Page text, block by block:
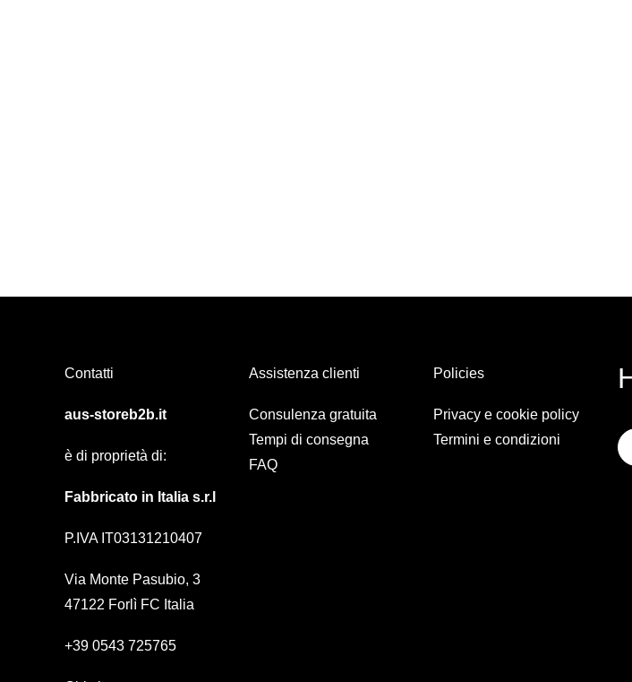
Contatti
aus-storeb2b.it
è di proprietà di:
Fabbricato in Italia s.r.l
P.IVA IT03131210407
Via Monte Pasubio, 3
47122 Forlì FC Italia
+39 0543 725765
Assistenza clienti
Consulenza gratuita
Tempi di consegna
FAQ
Policies
Privacy e cookie policy
Termini e condizioni